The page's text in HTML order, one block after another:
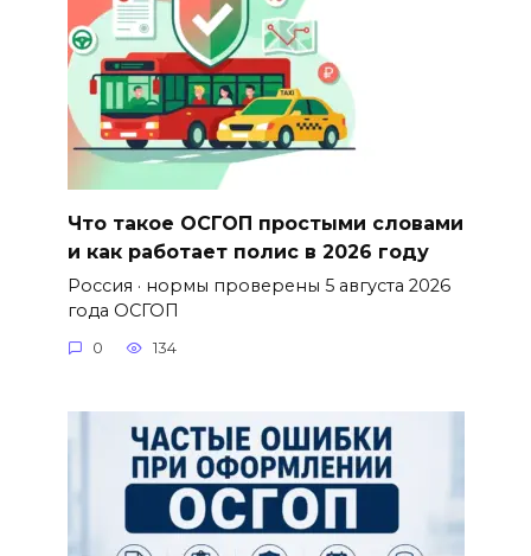
Что такое ОСГОП простыми словами
и как работает полис в 2026 году
Россия · нормы проверены 5 августа 2026
года ОСГОП
0 134